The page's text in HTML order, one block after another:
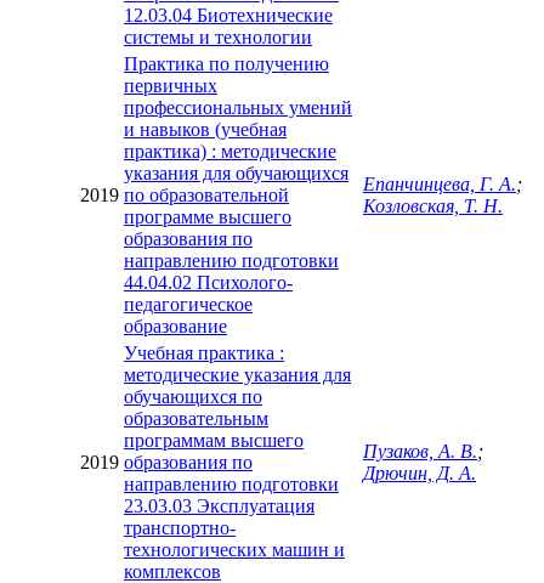
12.03.04 Биотехнические
системы и технологии
2019
Практика по получению
первичных
профессиональных умений
и навыков (учебная
практика) : методические
указания для обучающихся
по образовательной
программе высшего
образования по
направлению подготовки
44.04.02 Психолого-
педагогическое
образование
Епанчинцева, Г. А.;
Козловская, Т. Н.
2019
Учебная практика :
методические указания для
обучающихся по
образовательным
программам высшего
образования по
направлению подготовки
23.03.03 Эксплуатация
транспортно-
технологических машин и
комплексов
Пузаков, А. В.;
Дрючин, Д. А.